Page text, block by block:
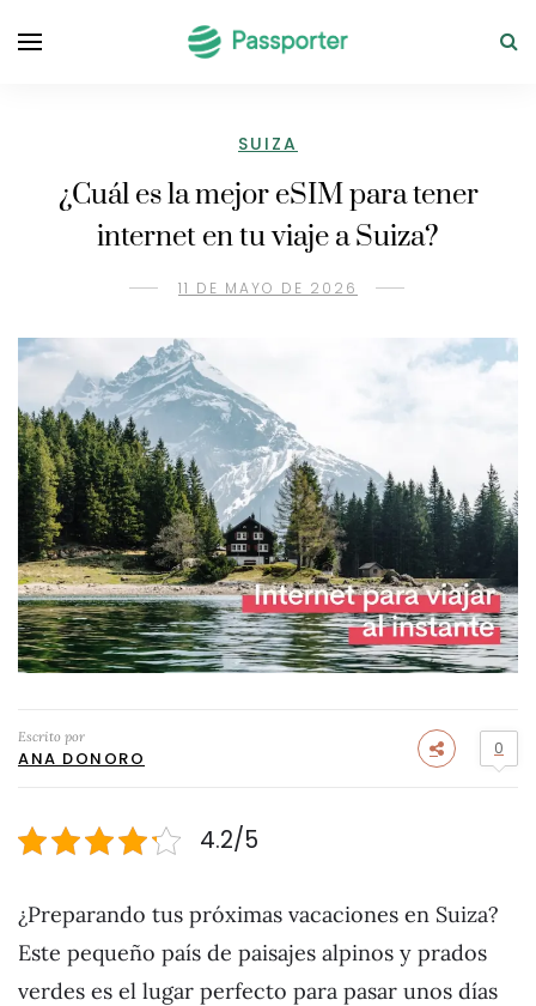
SUIZA
¿Cuál es la mejor eSIM para tener
internet en tu viaje a Suiza?
11 DE MAYO DE 2026
Escrito por
ANA DONORO 0
4.2/5
¿Preparando tus próximas vacaciones en Suiza?
Este pequeño país de paisajes alpinos y prados
verdes es el lugar perfecto para pasar unos días